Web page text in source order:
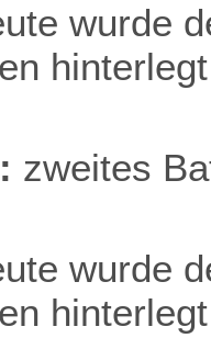
wurde
zweites
wurde